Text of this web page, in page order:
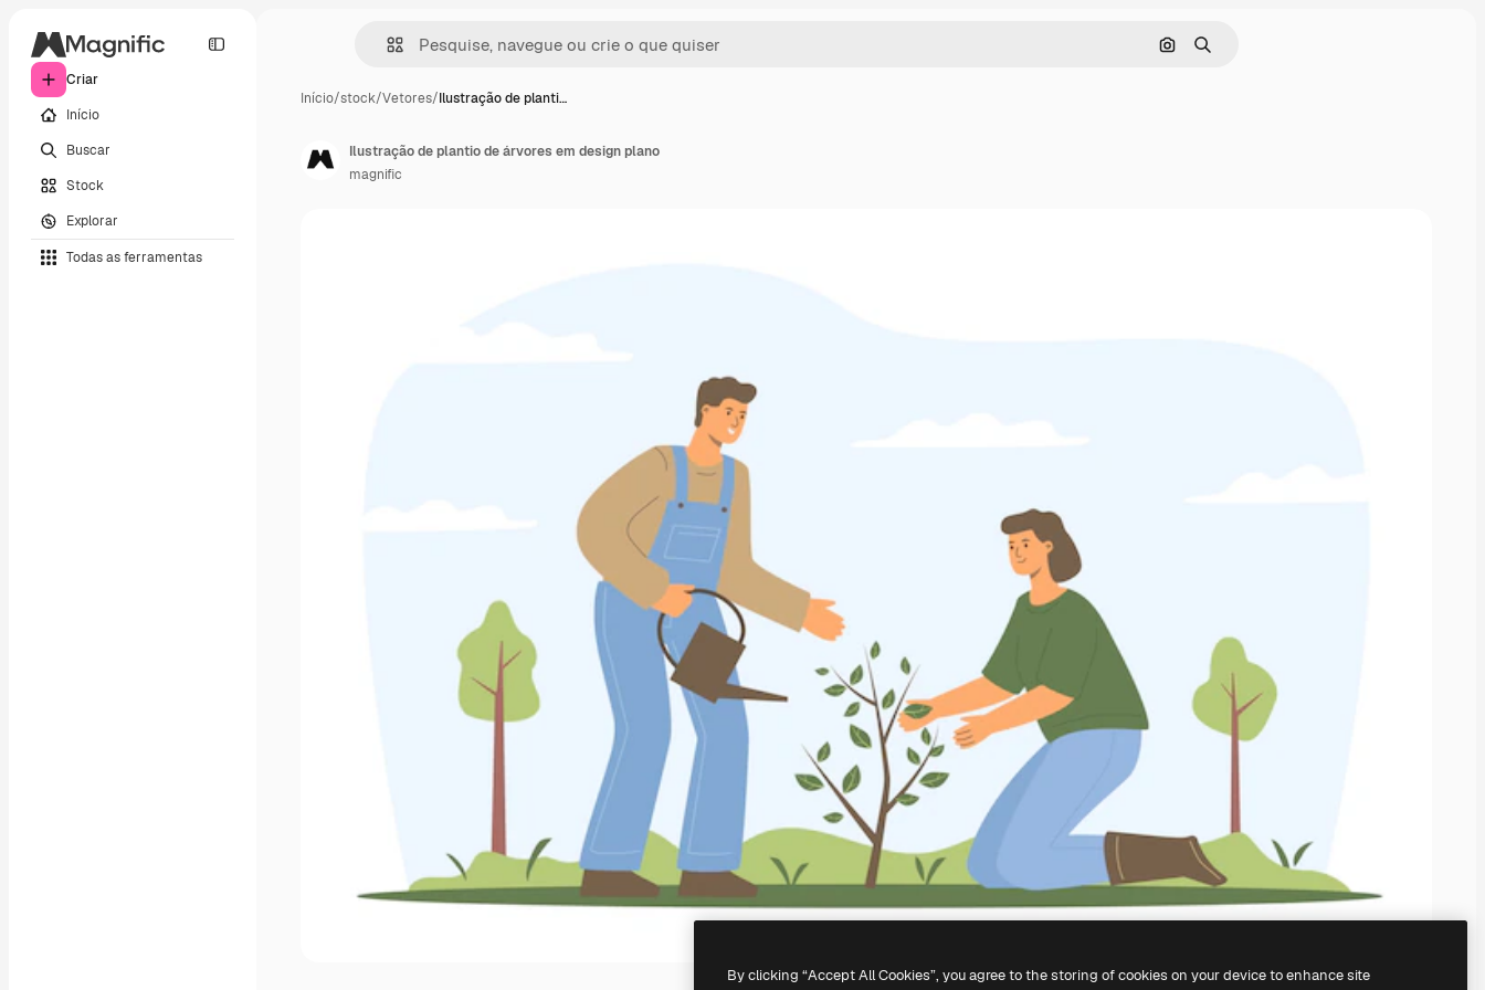
Criar
Início
Buscar
Stock
Explorar
Todas as ferramentas
Pesquisar por imagem
Buscar
Início/stock/Vetores/Ilustração de planti…
Ilustração de plantio de árvores em design plano
magnific
By clicking “Accept All Cookies”, you agree to the storing of cookies on your device to enhance site